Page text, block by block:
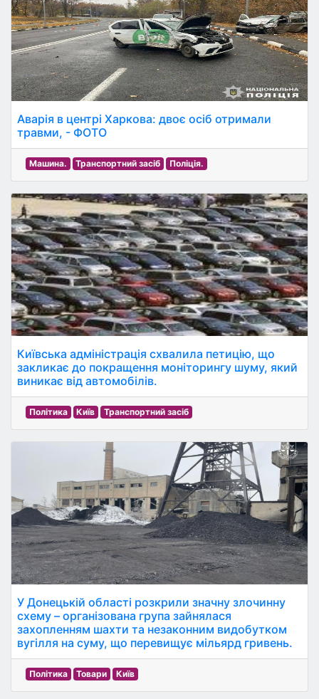
Аварія в центрі Харкова: двоє осіб отримали
травми, - ФОТО
Машина. Транспортний засіб Поліція.
Київська адміністрація схвалила петицію, що
закликає до покращення моніторингу шуму, який
виникає від автомобілів.
Політика Київ Транспортний засіб
У Донецькій області розкрили значну злочинну
схему – організована група зайнялася
захопленням шахти та незаконним видобутком
вугілля на суму, що перевищує мільярд гривень.
Політика Товари Київ